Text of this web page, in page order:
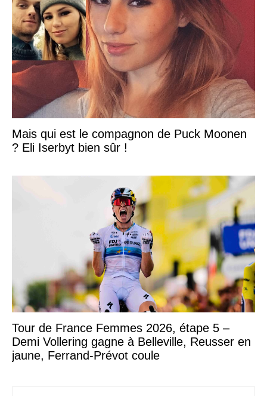
Mais qui est le compagnon de Puck Moonen
? Eli Iserbyt bien sûr !
Tour de France Femmes 2026, étape 5 –
Demi Vollering gagne à Belleville, Reusser en
jaune, Ferrand-Prévot coule